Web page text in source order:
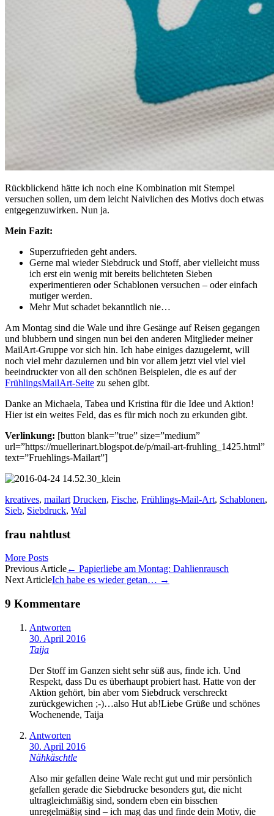
Rückblickend hätte ich noch eine Kombination mit Stempel
versuchen sollen, um dem leicht Naivlichen des Motivs doch etwas
entgegenzuwirken. Nun ja.
Mein Fazit:
Superzufrieden geht anders.
Gerne mal wieder Siebdruck und Stoff, aber vielleicht muss
ich erst ein wenig mit bereits belichteten Sieben
experimentieren oder Schablonen versuchen – oder einfach
mutiger werden.
Mehr Mut schadet bekanntlich nie…
Am Montag sind die Wale und ihre Gesänge auf Reisen gegangen
und blubbern und singen nun bei den anderen Mitglieder meiner
MailArt-Gruppe vor sich hin. Ich habe einiges dazugelernt, will
noch viel mehr dazulernen und bin vor allem jetzt viel viel viel
beeindruckter von all den schönen Beispielen, die es auf der
FrühlingsMailArt-Seite zu sehen gibt.
Danke an Michaela, Tabea und Kristina für die Idee und Aktion!
Hier ist ein weites Feld, das es für mich noch zu erkunden gibt.
Verlinkung: [button blank=”true” size=”medium”
url=”https://muellerinart.blogspot.de/p/mail-art-fruhling_1425.html”
text=”Fruehlings-Mailart”]
kreatives, mailart Drucken, Fische, Frühlings-Mail-Art, Schablonen,
Sieb, Siebdruck, Wal
frau nahtlust
More Posts
Artikel-
Navigation
Previous Article← Papierliebe am Montag: Dahlienrausch
Next ArticleIch habe es wieder getan… →
9 Kommentare
Antworten
30. April 2016
Taija
Der Stoff im Ganzen sieht sehr süß aus, finde ich. Und
Respekt, dass Du es überhaupt probiert hast. Hatte von der
Aktion gehört, bin aber vom Siebdruck verschreckt
zurückgewichen ;-)…also Hut ab!Liebe Grüße und schönes
Wochenende, Taija
Antworten
30. April 2016
Nähkäschtle
Also mir gefallen deine Wale recht gut und mir persönlich
gefallen gerade die Siebdrucke besonders gut, die nicht
ultragleichmäßig sind, sondern eben ein bisschen
unregelmäßig sind – ich mag das und finde dein Motiv, die